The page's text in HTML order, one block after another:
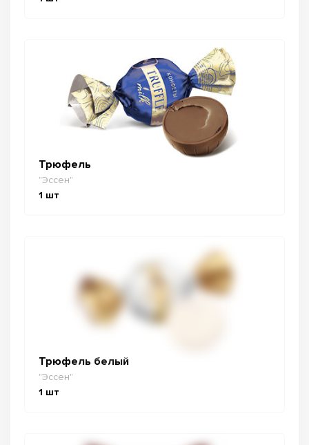
Трюфель
"Эссен"
1 шт
Трюфель белый
"Эссен"
1 шт